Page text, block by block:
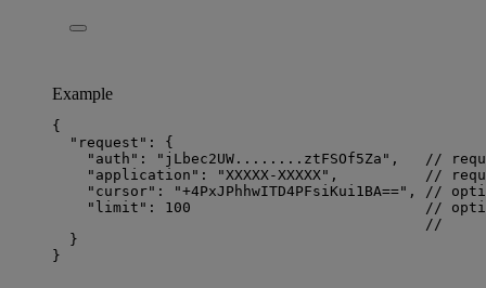
Example
{
"request" : {
"auth" : " jLbec2UW........ztFSOf5Za " ,
//
"application" : " XXXXX-XXXXX" ,
//
"cursor" : "+4PxJPhhwITD4PFsiKui1BA==" ,
//
"limit" : 100
//
//
}
}